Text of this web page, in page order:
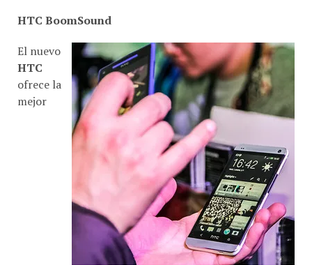
HTC BoomSound
El nuevo
HTC
ofrece la
mejor